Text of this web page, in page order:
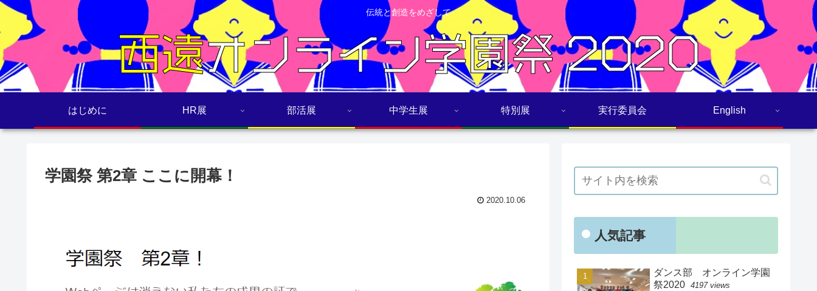
伝統と創造をめざして
はじめに HR展 部活展 中学生展 特別展 実行委員会 English
学園祭 第2章 ここに開幕！
2020.10.06
人気記事
ダンス部 オンライン学園
祭2020 4197 views